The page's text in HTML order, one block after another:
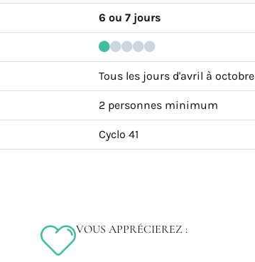
6 ou 7 jours
Tous les jours d'avril à octobre
2 personnes minimum
Cyclo 41
VOUS APPRÉCIEREZ :